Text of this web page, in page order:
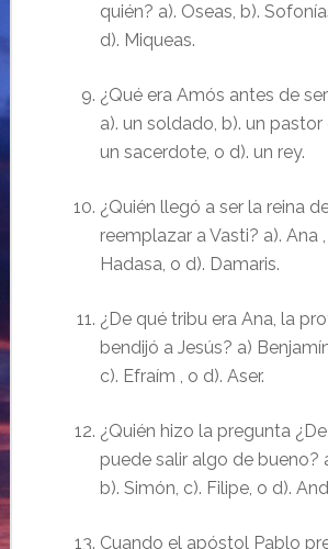
quién? a). Oseas, b).
d). Miqueas.
¿Qué era Amós antes de
a). un soldado, b). un pastor
un sacerdote, o d). un rey.
¿Quién llegó a ser la reina
reemplazar a Vasti? a). Ana
Hadasa, o d). Damaris.
¿De qué tribu era Ana, la
bendijó a Jesús? a)
c). Efraím , o d). Aser.
¿Quién hizo la pregunta
puede salir algo de bueno?
b). Simón, c). Filipe, o d).
Cuando el apóstol Pablo